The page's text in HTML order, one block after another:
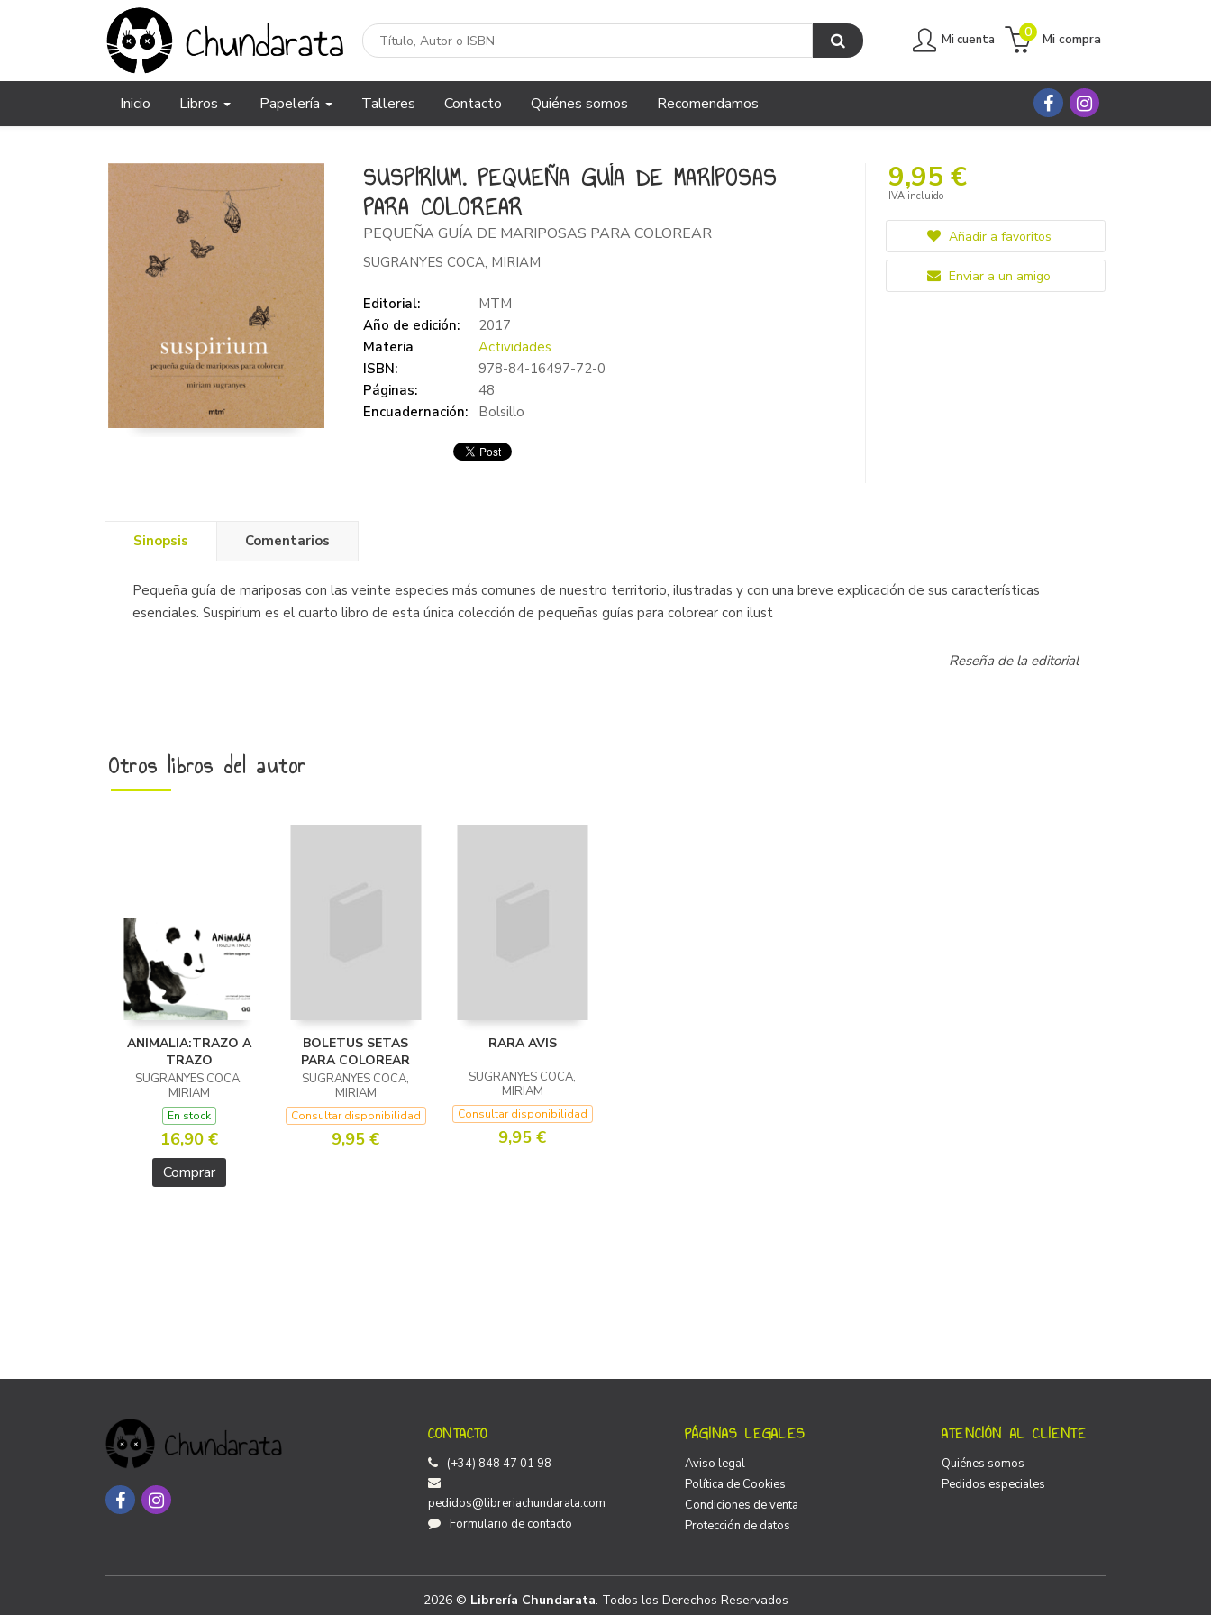
Mi cuenta Mi compra
0
Inicio Libros Papelería Talleres Contacto Quiénes somos Recomendamos
SUSPIRIUM. PEQUEÑA GUÍA DE MARIPOSAS
PARA COLOREAR
PEQUEÑA GUÍA DE MARIPOSAS PARA COLOREAR
SUGRANYES COCA, MIRIAM
Editorial:
MTM
Año de edición:
2017
Materia
Actividades
ISBN:
978-84-16497-72-0
Páginas:
48
Encuadernación:
Bolsillo
9,95 €
IVA incluido
Añadir a favoritos
Enviar a un amigo
Sinopsis Comentarios
Pequeña guía de mariposas con las veinte especies más comunes de nuestro territorio, ilustradas y con una breve explicación de sus características
esenciales. Suspirium es el cuarto libro de esta única colección de pequeñas guías para colorear con ilust
Reseña de la editorial
Otros libros del autor
ANIMALIA:TRAZO A
TRAZO
SUGRANYES COCA,
MIRIAM
En stock
16,90 €
Comprar
BOLETUS SETAS
PARA COLOREAR
SUGRANYES COCA,
MIRIAM
Consultar disponibilidad
9,95 €
RARA AVIS
SUGRANYES COCA,
MIRIAM
Consultar disponibilidad
9,95 €
CONTACTO
(+34) 848 47 01 98
pedidos@libreriachundarata.com
Formulario de contacto
PÁGINAS LEGALES
Aviso legal
Política de Cookies
Condiciones de venta
Protección de datos
ATENCIÓN AL CLIENTE
Quiénes somos
Pedidos especiales
2026 © Librería Chundarata. Todos los Derechos Reservados